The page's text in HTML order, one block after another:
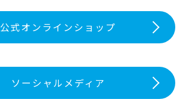
公式オンラインショップ
ソーシャルメディア